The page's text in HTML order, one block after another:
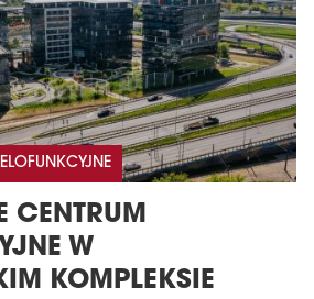
CENTRUM
W
KOMPLEKSIE